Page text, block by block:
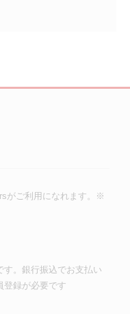
がご利用になれます。※
す。銀行振込でお支払い
録が必要です